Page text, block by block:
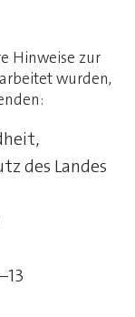
Hinweise zur
wurden,
des Landes